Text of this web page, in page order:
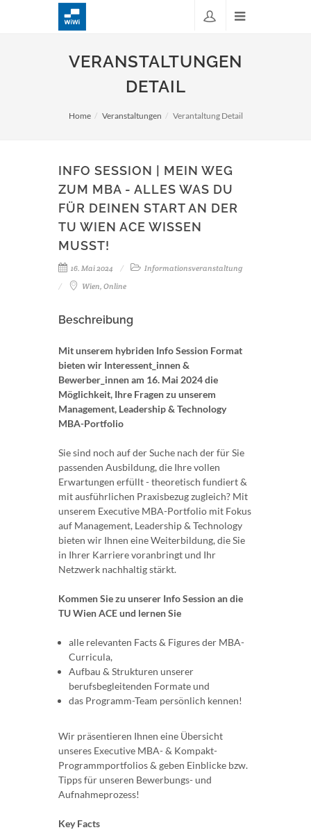
VERANSTALTUNGEN
DETAIL
Home Veranstaltungen Verantaltung Detail
INFO SESSION | MEIN WEG
ZUM MBA - ALLES WAS DU
FÜR DEINEN START AN DER
TU WIEN ACE WISSEN
MUSST!
16. Mai 2024
Informationsveranstaltung
Wien, Online
Beschreibung
Mit unserem hybriden Info Session Format
bieten wir Interessent_innen &
Bewerber_innen am 16. Mai 2024 die
Möglichkeit, Ihre Fragen zu unserem
Management, Leadership & Technology
MBA-Portfolio
Sie sind noch auf der Suche nach der für Sie
passenden Ausbildung, die Ihre vollen
Erwartungen erfüllt - theoretisch fundiert &
mit ausführlichen Praxisbezug zugleich? Mit
unserem Executive MBA-Portfolio mit Fokus
auf Management, Leadership & Technology
bieten wir Ihnen eine Weiterbildung, die Sie
in Ihrer Karriere voranbringt und Ihr
Netzwerk nachhaltig stärkt.
Kommen Sie zu unserer Info Session an die
TU Wien ACE und lernen Sie
alle relevanten Facts & Figures der MBA-
Curricula,
Aufbau & Strukturen unserer
berufsbegleitenden Formate und
das Programm-Team persönlich kennen!
Wir präsentieren Ihnen eine Übersicht
unseres Executive MBA- & Kompakt-
Programmportfolios & geben Einblicke bzw.
Tipps für unseren Bewerbungs- und
Aufnahmeprozess!
Key Facts